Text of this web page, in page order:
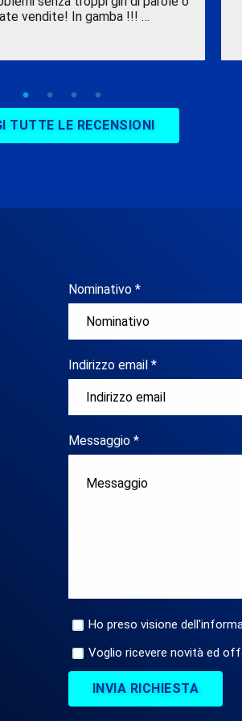
vendite! In gamba !!! …
TUTTE LE RECENSIONI
Nominativo *
Indirizzo email *
Messaggio *
Ho preso visione
Voglio ricevere novità ed
INVIA RICHIESTA